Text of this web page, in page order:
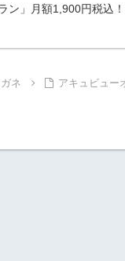
ン」月額1,900円税込
ネ
アキュビュー